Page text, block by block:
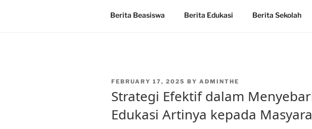
Berita Beasiswa Berita Edukasi Berita Sekolah
POSTED
FEBRUARY 17, 2025 BY ADMINTHE
Strategi Efektif dalam
Edukasi Artinya kepada